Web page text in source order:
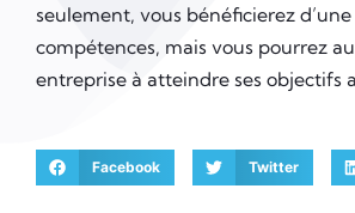
seulement, vous bénéficierez
compétences, mais vous pourrez
entreprise à atteindre ses objectifs
Facebook Twitter